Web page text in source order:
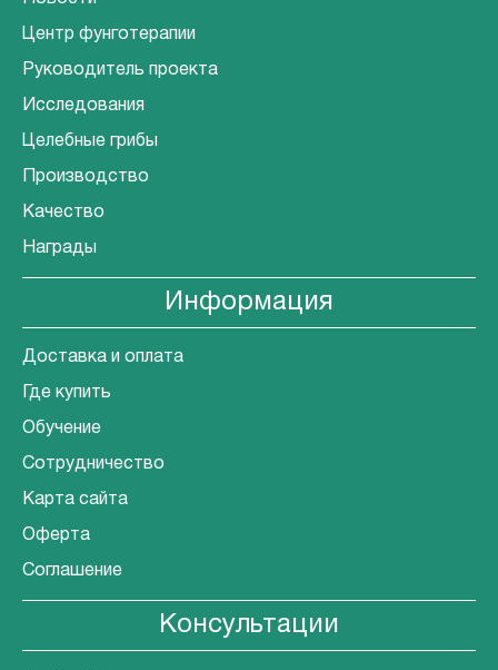
Центр фунготерапии
Руководитель проекта
Исследования
Целебные грибы
Производство
Качество
Награды
Информация
Доставка и оплата
Где купить
Обучение
Сотрудничество
Карта сайта
Оферта
Соглашение
Консультации